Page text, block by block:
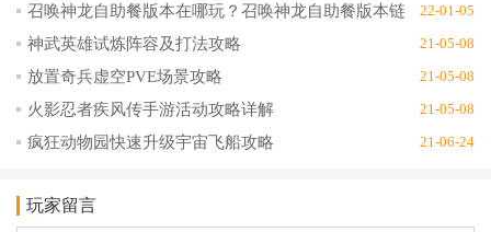
召唤神龙自助餐版本在哪玩？召唤神龙自助餐版本链
22-01-05
神武英雄试炼阵容及打法攻略 21-05-08
放置奇兵虚空PVE场景攻略 21-05-08
火影忍者疾风传手游活动攻略详解 21-05-08
疯狂动物园快速升级宇宙飞船攻略 21-06-24
玩家留言